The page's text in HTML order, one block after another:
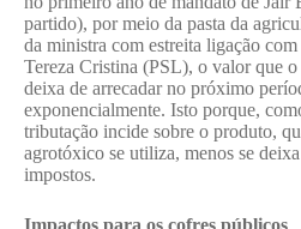
partido), por meio da pasta da
da ministra com estreita ligação
Tereza Cristina (PSL), o valor que
deixa de arrecadar no próximo
exponencialmente. Isto porque,
tributação incide sobre o produto,
agrotóxico se utiliza, menos se
impostos.
Impactos para os cofres públicos